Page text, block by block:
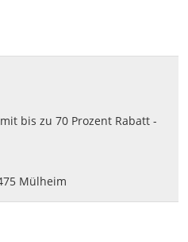
bis zu 70 Prozent Rabatt -
Mülheim